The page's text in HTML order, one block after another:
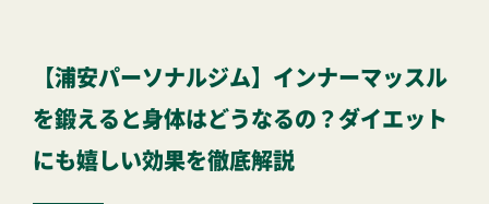
【浦安パーソナルジム】インナーマッスル
を鍛えると身体はどうなるの？ダイエット
にも嬉しい効果を徹底解説